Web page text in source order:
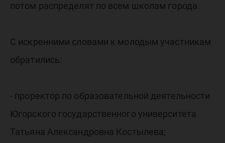
потом распределят по всем школам города.
С искренними словами к молодым участникам
обратились:
- проректор по образовательной деятельности
Югорского государственного университета
Татьяна Александровна Костылева;